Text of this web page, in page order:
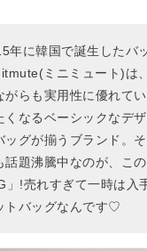
年に韓国で誕生したバ
ミニミュート)は
がらも実用性に優れて
くなるベーシックなデ
ッグが揃うブランド。
話題沸騰中なのが、こ
」!売れすぎて一時は入
トバッグなんです♡